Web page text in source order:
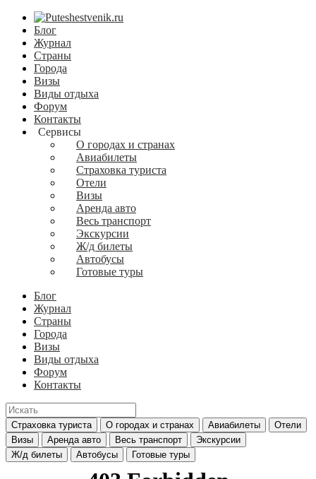
Блог
Журнал
Страны
Города
Визы
Виды отдыха
Форум
Контакты
Сервисы
О городах и странах
Авиабилеты
Страховка туриста
Отели
Визы
Аренда авто
Весь транспорт
Экскурсии
Ж/д билеты
Автобусы
Готовые туры
Блог
Журнал
Страны
Города
Визы
Виды отдыха
Форум
Контакты
Страховка туриста О городах и странах Авиабилеты
Отели
Визы
Аренда авто Весь транспорт
Экскурсии
Ж/д билеты
Автобусы Готовые туры